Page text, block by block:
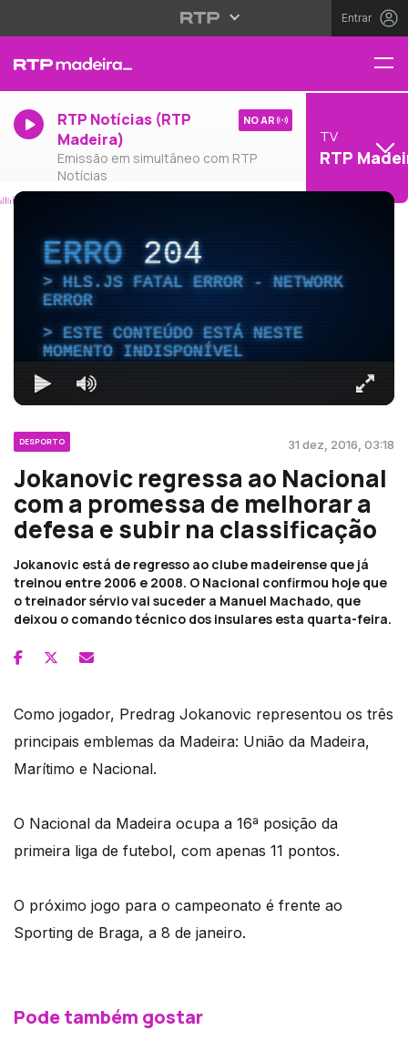
Entrar
RTP Notícias (RTP
Madeira)
Emissão em simultâneo com RTP
Notícias
NO AR
TV
RTP
ERRO204
HLS.JS FATAL ERROR - NETWORK
ERROR
ESTE CONTEÚDO ESTÁ NESTE
MOMENTO INDISPONÍVEL
DESPORTO 31 dez, 2016, 03:18
Jokanovic regressa ao Nacional
com a promessa de melhorar a
defesa e subir na classificação
Jokanovic está de regresso ao clube madeirense que já
treinou entre 2006 e 2008. O Nacional confirmou hoje que
o treinador sérvio vai suceder a Manuel Machado, que
deixou o comando técnico dos insulares esta quarta-feira.
Como jogador, Predrag Jokanovic representou os três
principais emblemas da Madeira: União da Madeira,
Marítimo e Nacional.
O Nacional da Madeira ocupa a 16ª posição da
primeira liga de futebol, com apenas 11 pontos.
O próximo jogo para o campeonato é frente ao
Sporting de Braga, a 8 de janeiro.
Pode também gostar